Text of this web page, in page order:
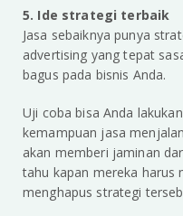
5. Ide strategi terbaik
Jasa sebaiknya punya
advertising yang tepat
bagus pada bisnis Anda.
Uji coba bisa Anda
kemampuan jasa
akan memberi jaminan
tahu kapan mereka harus
menghapus strategi